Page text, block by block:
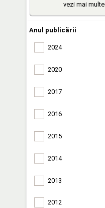
vezi mai multe
Anul publicării
2024
2020
2017
2016
2015
2014
2013
2012